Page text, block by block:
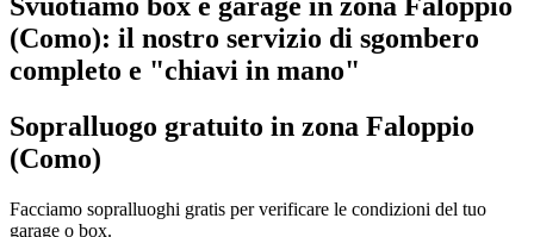
(Como): il nostro servizio di sgombero
completo e "chiavi in mano"​
Sopralluogo gratuito in zona Faloppio
(Como)
Facciamo sopralluoghi gratis per verificare le condizioni del tuo
garage o box.